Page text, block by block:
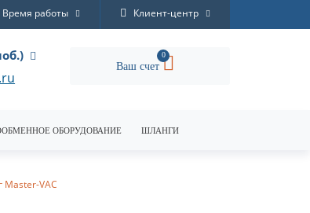
Время работы Клиент-центр
Ваш счет
0
ОБОРУДОВАНИЕ ШЛАНГИ
VAC